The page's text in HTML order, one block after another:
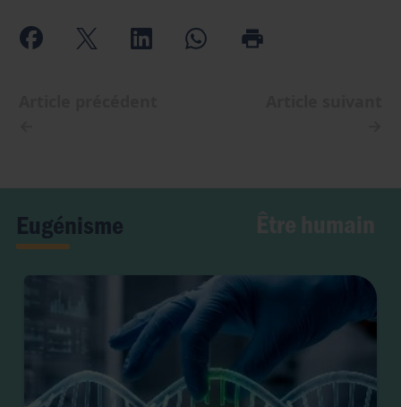
Eugénisme Être humain